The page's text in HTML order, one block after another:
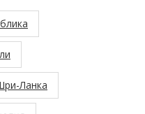
Ланка